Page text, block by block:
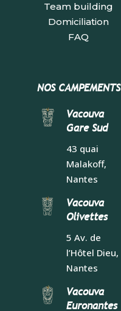
Team building
Domiciliation
FAQ
NOS CAMPEMENTS
Vacouva
Gare Sud
43 quai
Malakoff,
Nantes
Vacouva
Olivettes
5 Av. de
l’Hôtel Dieu,
Nantes
Vacouva
Euronantes